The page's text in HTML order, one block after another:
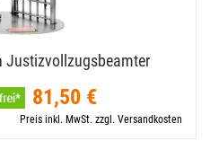
Justizvollzugsbeamter
81,50 €
Preis inkl. MwSt. zzgl. Versandkosten